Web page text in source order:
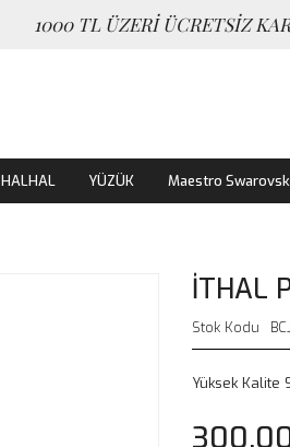
1000 TL ÜZERİ ÜCRETSİZ
HALHAL YÜZÜK Maestro
İTHAL
Stok Kodu
Yüksek Kalite